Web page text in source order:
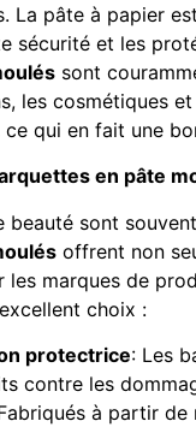
La pâte à papier
sécurité et les
sont
les cosmétiques
qui en fait une
en pâte
beauté sont
offrent non
les marques de
choix :
protectrice: Les
contre les
à partir